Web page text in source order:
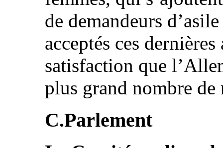
de demandeurs
acceptés ces
satisfaction que
plus grand nombre de
C.Parlement